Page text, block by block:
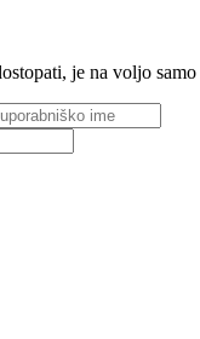
je na voljo